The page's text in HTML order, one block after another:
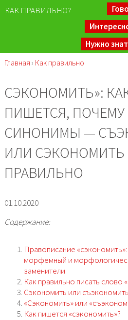
КАК ПРАВИЛЬНО?
Нужно
Главная › Как правильно
CЭКОНОМИТЬ»:
ПИШЕТСЯ, ПОЧЕМУ
СИНОНИМЫ —
ИЛИ СЭКОНОМИТЬ
ПРАВИЛЬНО
01.10.2020
Содержание:
Правописание
морфемный и
заменители
Как правильно писать слово
Сэкономить или
«Сэкономить» или
Как пишется «сэкономить»?